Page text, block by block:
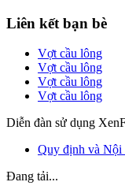
Liên kết bạn bè
Vợt cầu lông
Vợt cầu lông
Vợt cầu lông
Vợt cầu lông
Diễn đàn sử dụng
Quy định và Nội
Đang tải...